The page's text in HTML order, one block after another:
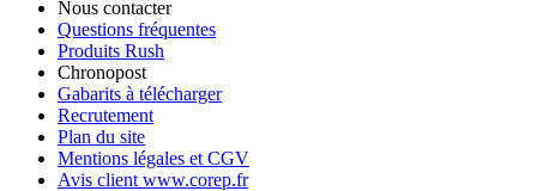
Nous contacter
Questions fréquentes
Produits Rush
Chronopost
Gabarits à télécharger
Recrutement
Plan du site
Mentions légales et CGV
Avis client www.corep.fr